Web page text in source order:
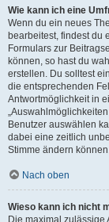
Wie kann ich eine
Wenn du ein neues
bearbeitest, findest du
Formulars zur
können, so hast du
erstellen. Du solltest
die entsprechenden
Antwortmöglichkeit in
Benutzer auswählen
dabei eine zeitlich
Stimme ändern
Nach oben
Wieso kann ich nicht
Die maximal zulässige